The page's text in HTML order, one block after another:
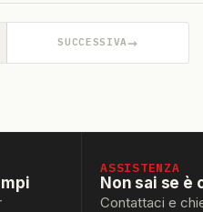
SUCCESSIVA→
ASSISTENZA
Non sai se è
Contattaci e